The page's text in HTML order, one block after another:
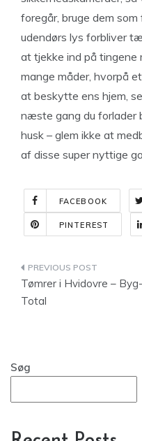
foregår, bruge dem
udendørs lys forbliver
at tjekke ind på tingene
mange måder, hvorpå
at beskytte ens hjem,
næste gang du forlader
husk – glem ikke at
af disse super nyttige
FACEBOOK
PINTEREST
Tømrer i Hvidovre – Byg-
Total
Søg